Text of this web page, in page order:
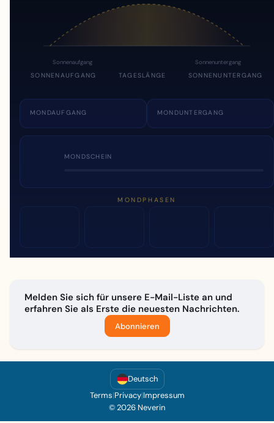
Sonnenaufgang Sonnenuntergang
SONNENAUFGANG TAGESLÄNGE SONNENUNTERGANG
MONDAUFGANG MONDUNTERGANG
MONDSCHEIN
MONDPHASEN
Melden Sie sich für unsere E-Mail-Liste an und
erfahren Sie als Erste die neuesten Nachrichten.
Abonnieren
Deutsch
Terms|Privacy|Impressum
© 2026 Neverin